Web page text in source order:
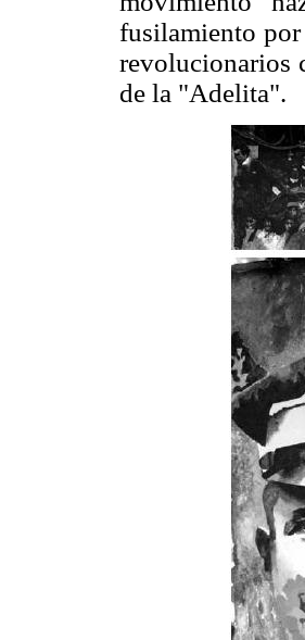
fusilamiento por
revolucionarios
de la "Adelita".